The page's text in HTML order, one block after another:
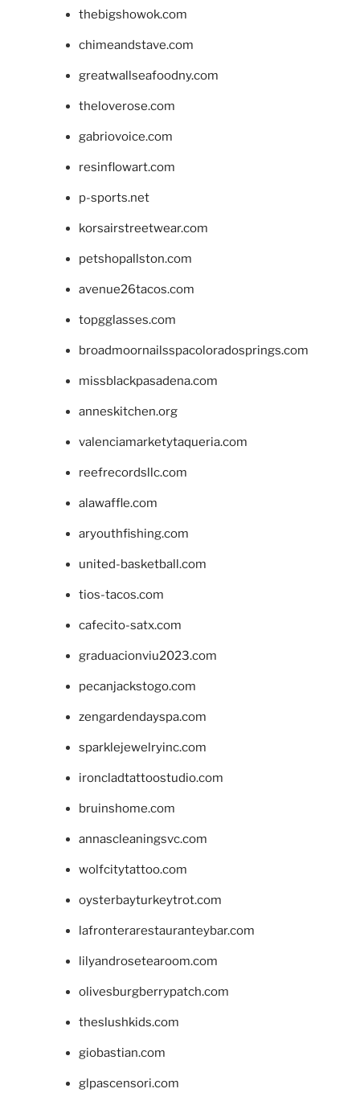
thebigshowok.com
chimeandstave.com
greatwallseafoodny.com
theloverose.com
gabriovoice.com
resinflowart.com
p-sports.net
korsairstreetwear.com
petshopallston.com
avenue26tacos.com
topgglasses.com
broadmoornailsspacoloradosprings.com
missblackpasadena.com
anneskitchen.org
valenciamarketytaqueria.com
reefrecordsllc.com
alawaffle.com
aryouthfishing.com
united-basketball.com
tios-tacos.com
cafecito-satx.com
graduacionviu2023.com
pecanjackstogo.com
zengardendayspa.com
sparklejewelryinc.com
ironcladtattoostudio.com
bruinshome.com
annascleaningsvc.com
wolfcitytattoo.com
oysterbayturkeytrot.com
lafronterarestauranteybar.com
lilyandrosetearoom.com
olivesburgberrypatch.com
theslushkids.com
giobastian.com
glpascensori.com